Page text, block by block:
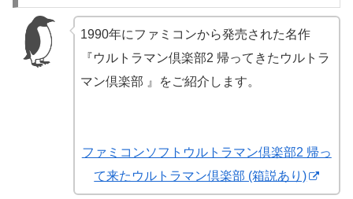
1990年にファミコンから発売された名作
『ウルトラマン倶楽部2 帰ってきたウルトラ
マン倶楽部 』をご紹介します。
ファミコンソフトウルトラマン倶楽部2 帰っ
て来たウルトラマン倶楽部 (箱説あり)